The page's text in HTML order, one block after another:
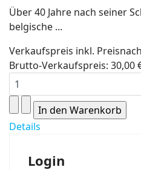
Über 40 Jahre nach seiner
belgische ...
Verkaufspreis inkl.
Brutto-Verkaufspreis: 30,00
Details
Login